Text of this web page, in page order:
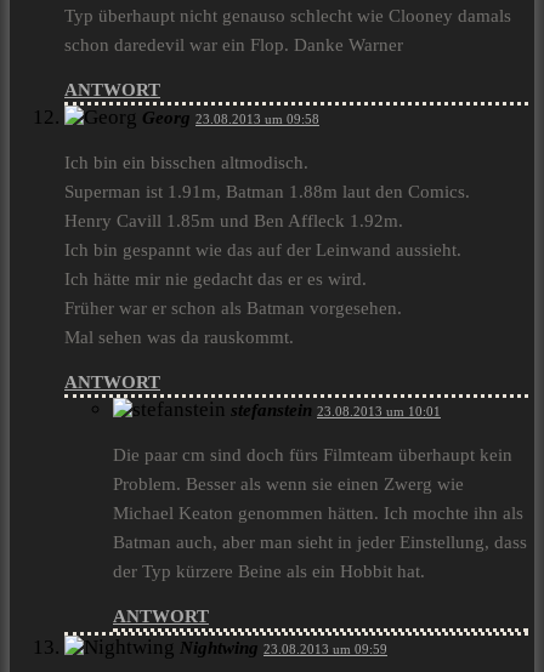
Typ überhaupt nicht genauso schlecht wie Clooney damals
schon daredevil war ein Flop. Danke Warner
ANTWORT
Georg 23.08.2013 um 09:58
Ich bin ein bisschen altmodisch.
Superman ist 1.91m, Batman 1.88m laut den Comics.
Henry Cavill 1.85m und Ben Affleck 1.92m.
Ich bin gespannt wie das auf der Leinwand aussieht.
Ich hätte mir nie gedacht das er es wird.
Früher war er schon als Batman vorgesehen.
Mal sehen was da rauskommt.
ANTWORT
stefanstein 23.08.2013 um 10:01
Die paar cm sind doch fürs Filmteam überhaupt kein
Problem. Besser als wenn sie einen Zwerg wie
Michael Keaton genommen hätten. Ich mochte ihn als
Batman auch, aber man sieht in jeder Einstellung, dass
der Typ kürzere Beine als ein Hobbit hat.
ANTWORT
Nightwing 23.08.2013 um 09:59